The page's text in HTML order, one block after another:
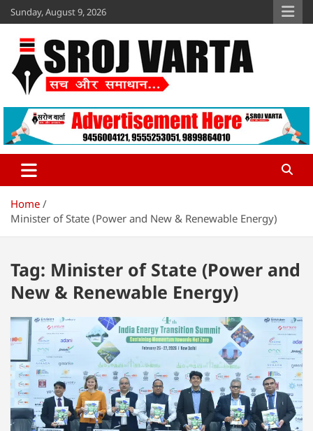
Skip
to
content
Sunday, August 9, 2026
Sroj Varta
www.srojvarta.in
Home
Minister of State (Power and New & Renewable Energy)
Tag: Minister of State (Power and
New & Renewable Energy)